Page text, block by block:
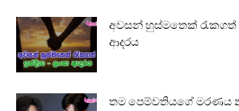
අවසන් හුස්මතෙක් රැකගත්
ආදරය
තම පෙම්වතියගේ මරණය